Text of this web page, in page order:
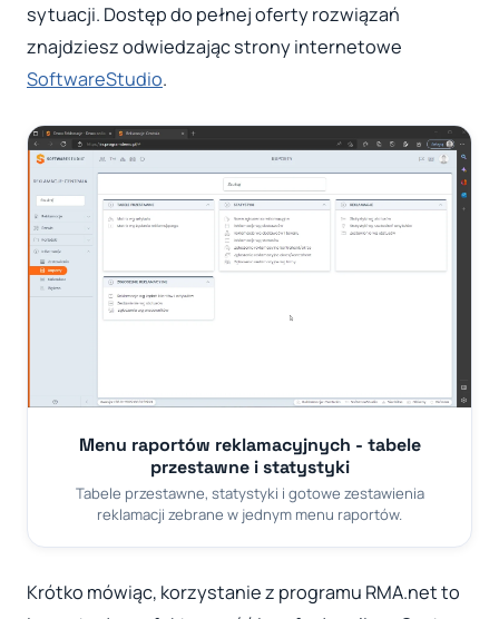
sytuacji. Dostęp do pełnej oferty rozwiązań
znajdziesz odwiedzając strony internetowe
SoftwareStudio.
Menu raportów reklamacyjnych - tabele
przestawne i statystyki
Tabele przestawne, statystyki i gotowe zestawienia
reklamacji zebrane w jednym menu raportów.
Krótko mówiąc, korzystanie z programu RMA.net to